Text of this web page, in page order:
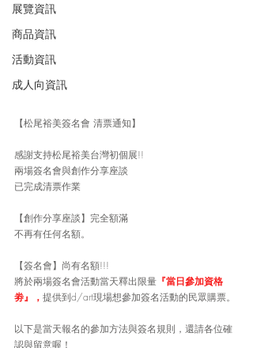
展覽資訊
商品資訊
活動資訊
成人向資訊
【松尾裕美簽名會 清票通知】
感謝支持松尾裕美台灣初個展!!
兩場簽名會與創作分享座談
已完成清票作業
【創作分享座談】完全額滿
不再有任何名額。
【簽名會】尚有名額!!!
將於兩場簽名會活動當天釋出限量 『當日參加資格
劵』， 提供到d/art現場想參加簽名活動的民眾購票。
以下是當天報名的參加方法與簽名規則，還請各位確
認與留意喔！